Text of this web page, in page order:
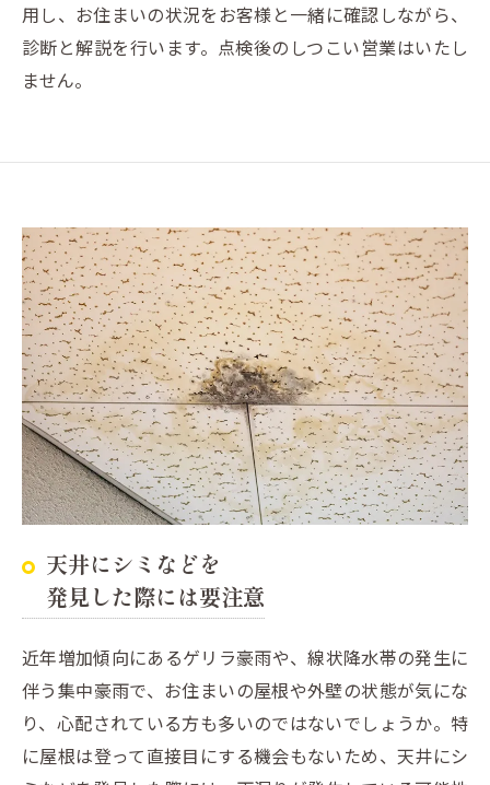
用し、お住まいの状況をお客様と一緒に確認しながら、
診断と解説を行います。点検後のしつこい営業はいたし
ません。
天井にシミなどを
発見した際には要注意
近年増加傾向にあるゲリラ豪雨や、線状降水帯の発生に
伴う集中豪雨で、お住まいの屋根や外壁の状態が気にな
り、心配されている方も多いのではないでしょうか。特
に屋根は登って直接目にする機会もないため、天井にシ